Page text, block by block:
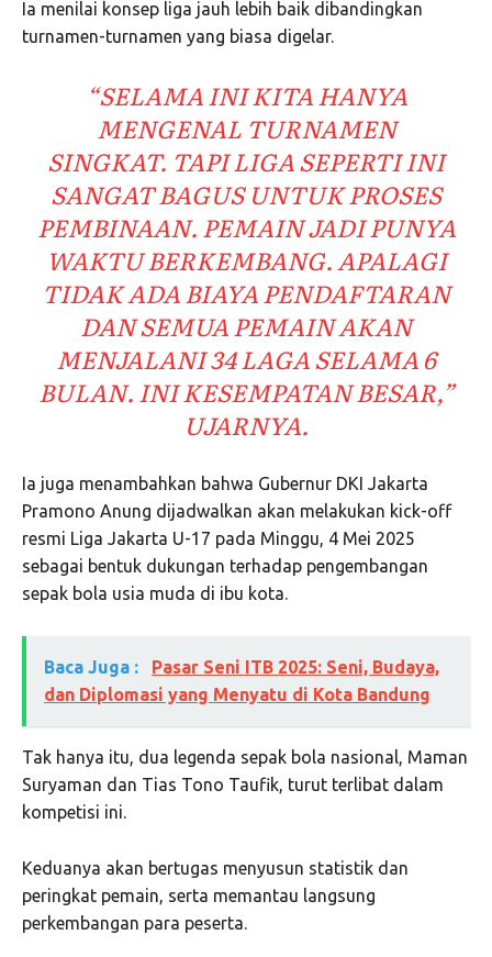
Ia menilai konsep liga jauh lebih baik dibandingkan
turnamen-turnamen yang biasa digelar.
“SELAMA INI KITA HANYA
MENGENAL TURNAMEN
SINGKAT. TAPI LIGA SEPERTI INI
SANGAT BAGUS UNTUK PROSES
PEMBINAAN. PEMAIN JADI PUNYA
WAKTU BERKEMBANG. APALAGI
TIDAK ADA BIAYA PENDAFTARAN
DAN SEMUA PEMAIN AKAN
MENJALANI 34 LAGA SELAMA 6
BULAN. INI KESEMPATAN BESAR,”
UJARNYA.
Ia juga menambahkan bahwa Gubernur DKI Jakarta
Pramono Anung dijadwalkan akan melakukan kick-off
resmi Liga Jakarta U-17 pada Minggu, 4 Mei 2025
sebagai bentuk dukungan terhadap pengembangan
sepak bola usia muda di ibu kota.
Baca Juga :
Pasar Seni ITB 2025: Seni, Budaya,
dan Diplomasi yang Menyatu di Kota Bandung
Tak hanya itu, dua legenda sepak bola nasional, Maman
Suryaman dan Tias Tono Taufik, turut terlibat dalam
kompetisi ini.
Keduanya akan bertugas menyusun statistik dan
peringkat pemain, serta memantau langsung
perkembangan para peserta.